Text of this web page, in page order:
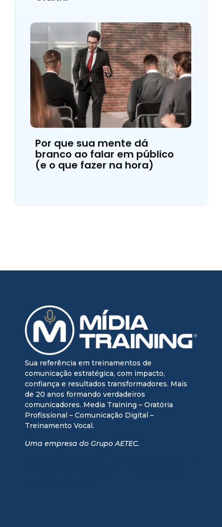
Por que sua mente dá
branco ao falar em público
(e o que fazer na hora)
Sua referência em treinamentos de
comunicação estratégica, com impacto,
confiança e resultados transformadores. Mais
de 20 anos formando verdadeiros
comunicadores. Media Training – Oratória
Profissional – Comunicação Digital –
Treinamento Vocal.
Uma empresa do Grupo AETEC.